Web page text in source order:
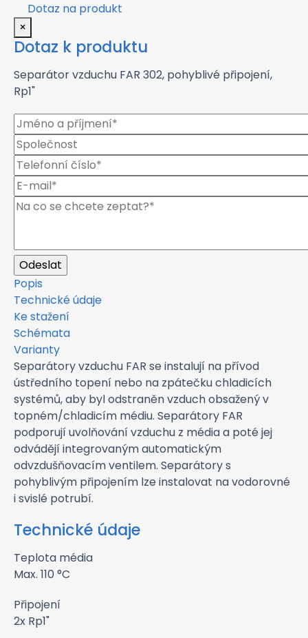
Dotaz na produkt
×
Dotaz k produktu
Separátor vzduchu FAR 302, pohyblivé připojení,
Rp1"
Popis
Technické údaje
Ke stažení
Schémata
Varianty
Separátory vzduchu FAR se instalují na přívod
ústředního topení nebo na zpátečku chladicích
systémů, aby byl odstraněn vzduch obsažený v
topném/chladicím médiu. Separátory FAR
podporují uvolňování vzduchu z média a poté jej
odvádějí integrovaným automatickým
odvzdušňovacím ventilem. Separátory s
pohyblivým připojením lze instalovat na vodorovné
i svislé potrubí.
Technické údaje
Teplota média
Max. 110 °C
Připojení
2x Rp1"